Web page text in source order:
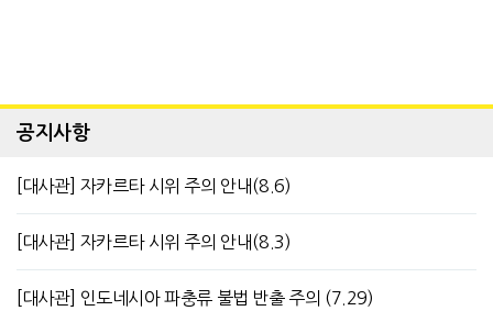
공지사항
[대사관] 자카르타 시위 주의 안내(8.6)
[대사관] 자카르타 시위 주의 안내(8.3)
[대사관] 인도네시아 파충류 불법 반출 주의 (7.29)